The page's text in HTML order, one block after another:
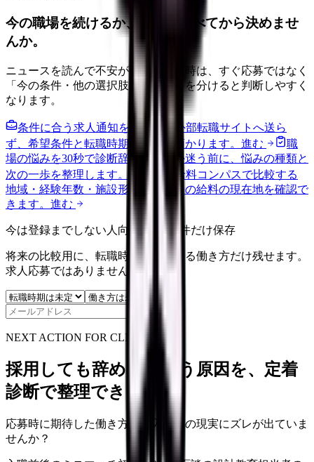
今の職場を続けるか、条件を比べてから決めませ
んか。
ニュースを読んで不安が強くなった時は、すぐ応募ではなく
「今の条件・他の選択肢・相談先」を分けると判断しやすく
なります。
条件に合う求人通知を受け取る
外部転職サイトへ送ら
ず、希望条件と転職時期を自社で預かります。 進む
職
場の悩みを30秒で診断辞めるべきか迷う前に、悩みの種類と
次の一歩を整理します。
進む
給料コンパスで比較する
地域・経験年数・施設形態から、今の給料の現在地を確認で
きます。 進む
今は登録までしない人向け: 希望条件だけ保存
将来の比較用に、転職時期と気になる働き方だけ残せます。
求人応募ではありません。
保存
NEXT ACTION FOR CLINICS
採用しても辞めてしまう原因を、定着
診断で整理できます
応募時に期待した働き方と、入職後の現実にズレが出ていま
せんか？